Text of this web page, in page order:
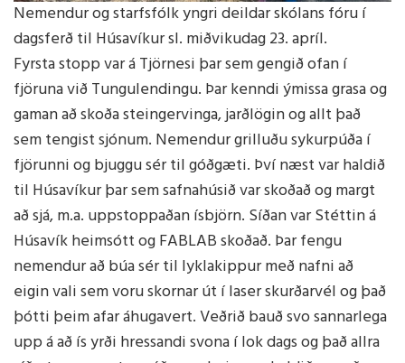
Nemendur og starfsfólk yngri deildar skólans fóru í
dagsferð til Húsavíkur sl. miðvikudag 23. apríl.
Fyrsta stopp var á Tjörnesi þar sem gengið ofan í
fjöruna við Tungulendingu. Þar kenndi ýmissa grasa og
gaman að skoða steingervinga, jarðlögin og allt það
sem tengist sjónum. Nemendur grilluðu sykurpúða í
fjörunni og bjuggu sér til góðgæti. Því næst var haldið
til Húsavíkur þar sem safnahúsið var skoðað og margt
að sjá, m.a. uppstoppaðan ísbjörn. Síðan var Stéttin á
Húsavík heimsótt og FABLAB skoðað. Þar fengu
nemendur að búa sér til lyklakippur með nafni að
eigin vali sem voru skornar út í laser skurðarvél og það
þótti þeim afar áhugavert. Veðrið bauð svo sannarlega
upp á að ís yrði hressandi svona í lok dags og það allra